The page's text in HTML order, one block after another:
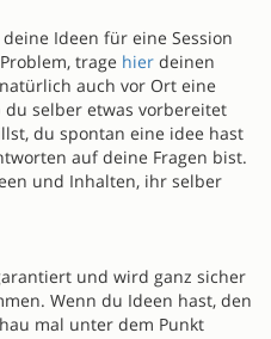
Ideen für eine Session
trage hier deinen
auch vor Ort eine
du selber etwas vorbereitet
du spontan eine idee hast
auf deine Fragen bist.
und Inhalten, ihr selber
und wird ganz sicher
Wenn du Ideen hast, den
mal unter dem Punkt